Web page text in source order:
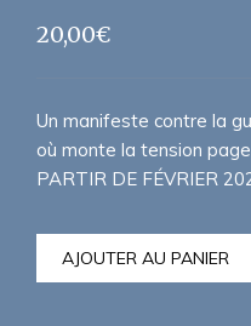
20,00€
Un manifeste contre la
où monte la tension
PARTIR DE FÉVRIER
AJOUTER AU PANIER